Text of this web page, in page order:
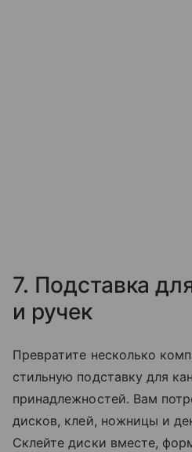
7. Подставка
и ручек
Превратите несколько
стильную подставку для
принадлежностей. Вам
дисков, клей, ножницы и
Склейте диски вместе,